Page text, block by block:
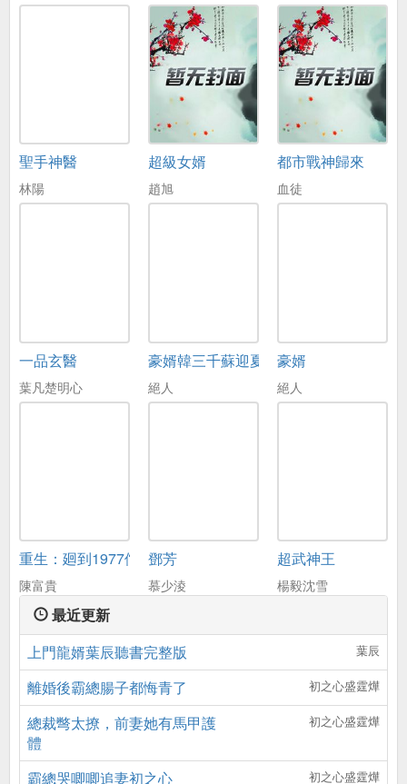
聖手神醫
林陽
超級女婿
趙旭
都市戰神歸來
血徒
一品玄醫
葉凡楚明心
豪婿韓三千蘇迎夏
絕人
豪婿
絕人
重生：廻到1977儅嬭爸
陳富貴
鄧芳
慕少淩
超武神王
楊毅沈雪
最近更新
上門龍婿葉辰聽書完整版
葉辰
離婚後霸總腸子都悔青了 初之心盛霆燁
總裁彆太撩，前妻她有馬甲護
體
初之心盛霆燁
霸總哭唧唧追妻初之心 初之心盛霆燁